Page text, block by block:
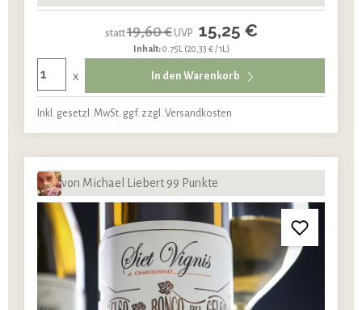
statt19,60 €UVP 15,25 €
Inhalt:0.75L (20,33 € / 1L)
x In den Warenkorb
Inkl. gesetzl. MwSt. ggf. zzgl. Versandkosten
von Michael Liebert 99 Punkte